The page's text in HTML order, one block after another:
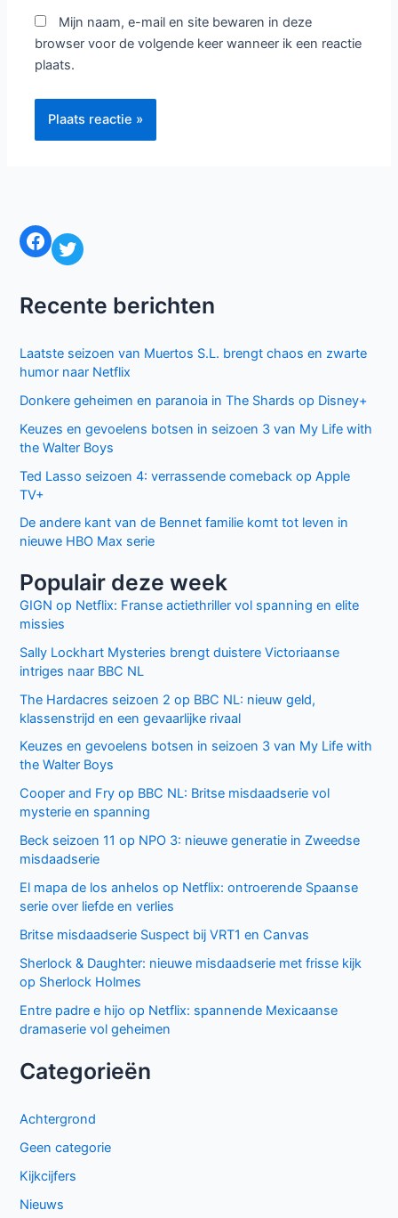
Mijn naam, e-mail en site bewaren in deze
browser voor de volgende keer wanneer ik een reactie
plaats.
Facebook Twitter
Recente berichten
Laatste seizoen van Muertos S.L. brengt chaos en zwarte
humor naar Netflix
Donkere geheimen en paranoia in The Shards op Disney+
Keuzes en gevoelens botsen in seizoen 3 van My Life with
the Walter Boys
Ted Lasso seizoen 4: verrassende comeback op Apple
TV+
De andere kant van de Bennet familie komt tot leven in
nieuwe HBO Max serie
Populair deze week
GIGN op Netflix: Franse actiethriller vol spanning en elite
missies
Sally Lockhart Mysteries brengt duistere Victoriaanse
intriges naar BBC NL
The Hardacres seizoen 2 op BBC NL: nieuw geld,
klassenstrijd en een gevaarlijke rivaal
Keuzes en gevoelens botsen in seizoen 3 van My Life with
the Walter Boys
Cooper and Fry op BBC NL: Britse misdaadserie vol
mysterie en spanning
Beck seizoen 11 op NPO 3: nieuwe generatie in Zweedse
misdaadserie
El mapa de los anhelos op Netflix: ontroerende Spaanse
serie over liefde en verlies
Britse misdaadserie Suspect bij VRT1 en Canvas
Sherlock & Daughter: nieuwe misdaadserie met frisse kijk
op Sherlock Holmes
Entre padre e hijo op Netflix: spannende Mexicaanse
dramaserie vol geheimen
Categorieën
Achtergrond
Geen categorie
Kijkcijfers
Nieuws